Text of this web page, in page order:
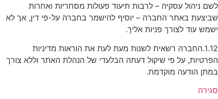
לשם ניהול עסקיה – לרבות תיעוד פעולות מסחריות ואחרות
שביצעת באתר החברה – יוסיף להישמר בחברה על-פי דין, אך לא
ישמש עוד לצורך פניות אליך.
1.12.החברה רשאית לשנות מעת לעת את הוראות מדיניות
הפרטיות, על פי שיקול דעתה הבלעדי של הנהלת האתר וללא צורך
במתן הודעה מוקדמת.
סגירה